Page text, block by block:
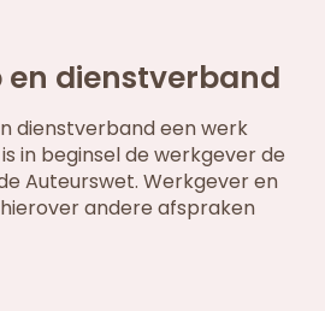
dienstverband
dienstverband een werk
in beginsel de werkgever de
Auteurswet. Werkgever en
andere afspraken